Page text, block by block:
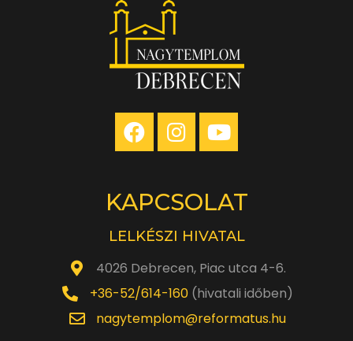
KAPCSOLAT
LELKÉSZI HIVATAL
4026 Debrecen, Piac utca 4-6.
+36-52/614-160(hivatali időben)
nagytemplom@reformatus.hu